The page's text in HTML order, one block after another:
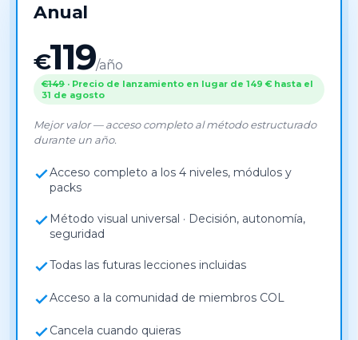
Anual
€119/año
€149 · Precio de lanzamiento en lugar de 149 € hasta el
31 de agosto
Mejor valor — acceso completo al método estructurado
durante un año.
Acceso completo a los 4 niveles, módulos y
packs
Método visual universal · Decisión, autonomía,
seguridad
Todas las futuras lecciones incluidas
Acceso a la comunidad de miembros COL
Cancela cuando quieras